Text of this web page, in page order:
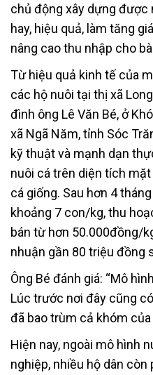
chủ động xây dựng
hay, hiệu quả, làm tăng
nâng cao thu nhập cho
Từ hiệu quả kinh tế của
các hộ nuôi tại thị xã
đình ông Lê Văn Bé, ở
xã Ngã Năm, tỉnh Sóc
kỹ thuật và mạnh dạn
nuôi cá trên diện tích
cá giống. Sau hơn 4
khoảng 7 con/kg, thu
bán từ hơn 50.000đồng/
nhuận gần 80 triệu đồng
Ông Bé đánh giá: “Mô
Lúc trước nơi đây cũng
đã bao trùm cả khóm của
Hiện nay, ngoài mô hình
nghiệp, nhiều hộ dân